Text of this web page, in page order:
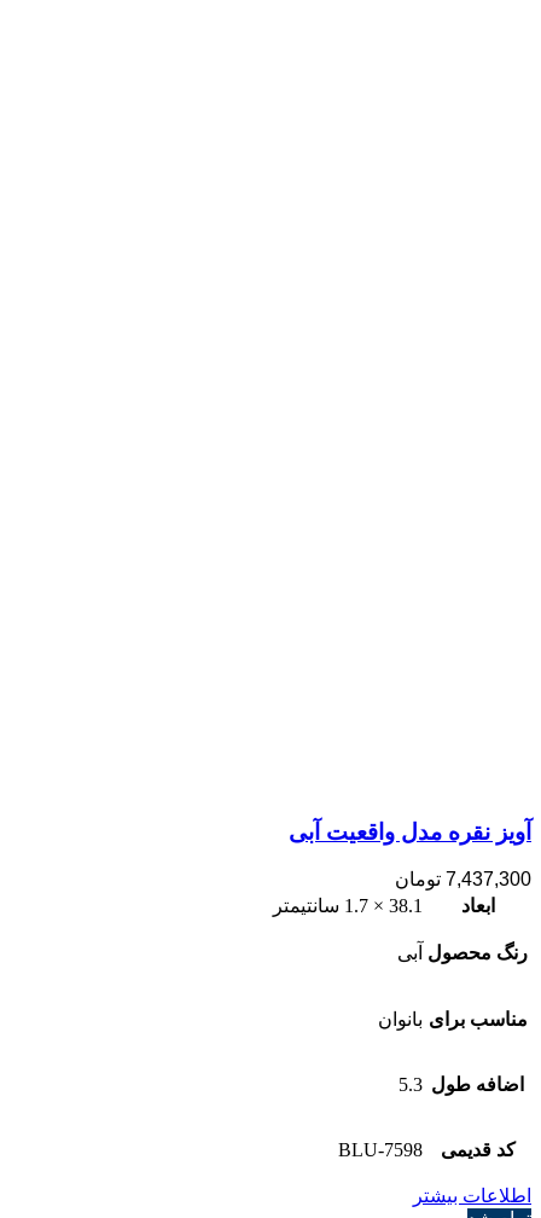
آویز نقره مدل واقعیت آبی
7,437,300 تومان
ابعاد
38.1 × 1.7 سانتیمتر
رنگ محصول آبی
مناسب برای بانوان
اضافه طول 5.3
کد قدیمی 7598-BLU
اطلاعات بیشتر